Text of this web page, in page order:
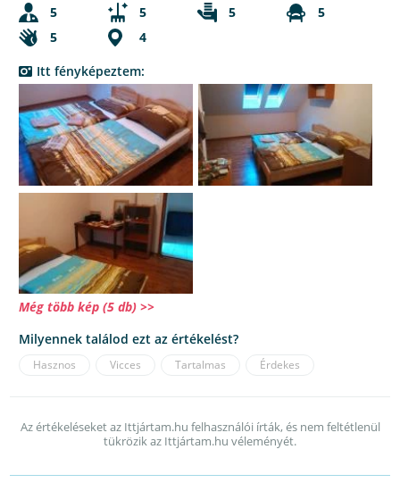
5
5 5
5
5
4
Itt fényképeztem:
Még több kép (5 db) >>
Milyennek találod ezt az értékelést?
Hasznos Vicces Tartalmas Érdekes
Az értékeléseket az Ittjártam.hu felhasználói írták, és nem feltétlenül
tükrözik az Ittjártam.hu véleményét.